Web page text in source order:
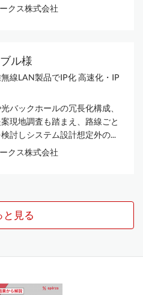
クス株式会社
ル様
線LAN製品でIP化 高速化・IP
バックホールの冗長化構成、
現地調査も踏まえ、路線ごと
討しシステム設計想定外の...
クス株式会社
と見る